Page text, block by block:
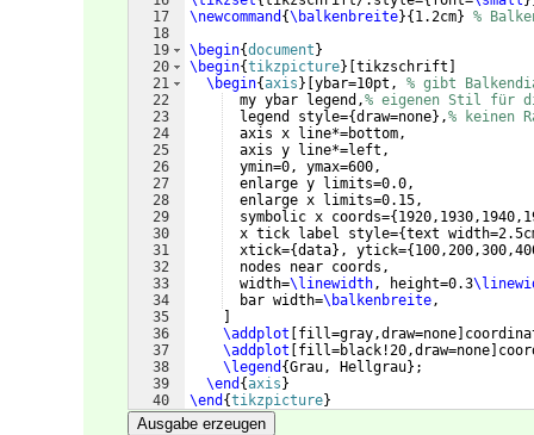
17
18
19
20
21
22
23
24
25
26
27
28
29
30
31
32
33
34
35
36
37
38
39
40
41
\newcommand {\balkenbreite}{ 1.2cm} %
\begin{document }
\begin{tikzpicture} tikzschrift
\begin{axis } ybar=10pt, % gibt
  my ybar legend,
% eigenen Stil für
  legend style=
{draw=none} ,% keinen
  axis x line*=bottom,
  axis y line*=left,
  ymin=0, ymax=600,
  enlarge y limits=0.0,
  enlarge x limits=0.15,
  symbolic x coords=
{
  x tick label style=
{text
  xtick=
{data} , ytick={
  nodes near coords,
  width=
\linewidth, height=0.3
  bar width=
\balkenbreite,
\addplot
fill=gray,draw=none
\addplot
fill=black!20,draw=none
\legend {Grau, Hellgrau} ;
\end {axis }
\end {tikzpicture}
\end{document
Ausgabe erzeugen